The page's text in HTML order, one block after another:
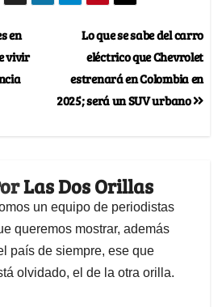
Lo que se sabe del carro
eléctrico que Chevrolet
estrenará en Colombia en
2025; será un SUV urbano
en
vivir
Las Dos Orillas
un equipo de periodistas
queremos mostrar, además
país de siempre, ese que
olvidado, el de la otra orilla.